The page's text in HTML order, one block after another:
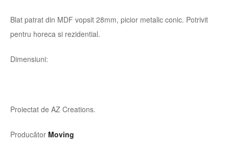
Blat patrat din MDF vopsit 28mm, picior metalic conic. Potrivit
pentru horeca si rezidential.
Dimensiuni:
Proiectat de AZ Creations.
Producător Moving